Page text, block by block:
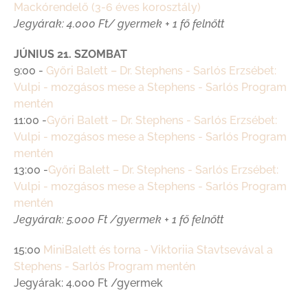
Mackórendelő (3-6 éves korosztály)
Jegyárak: 4.000 Ft/ gyermek + 1 fő felnőtt
JÚNIUS 21. SZOMBAT
9:00 - Győri Balett – Dr. Stephens - Sarlós Erzsébet:
Vulpi - mozgásos mese a Stephens - Sarlós Program
mentén
11:00 -Győri Balett – Dr. Stephens - Sarlós Erzsébet:
Vulpi - mozgásos mese a Stephens - Sarlós Program
mentén
13:00 -Győri Balett – Dr. Stephens - Sarlós Erzsébet:
Vulpi - mozgásos mese a Stephens - Sarlós Program
mentén
Jegyárak: 5.000 Ft /gyermek + 1 fő felnőtt
15:00 MiniBalett és torna - Viktoriia Stavtsevával a
Stephens - Sarlós Program mentén
Jegyárak: 4.000 Ft /gyermek